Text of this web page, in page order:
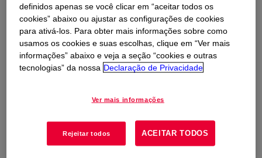
definidos apenas se você clicar em “aceitar todos os
cookies” abaixo ou ajustar as configurações de cookies
para ativá-los. Para obter mais informações sobre como
usamos os cookies e suas escolhas, clique em “Ver mais
informações” abaixo e veja a seção “cookies e outras
tecnologias” da nossa Declaração de Privacidade
Ver mais informações
Rejeitar todos ACEITAR TODOS